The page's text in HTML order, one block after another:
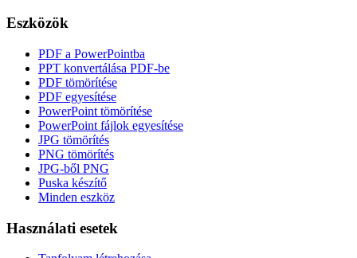
Eszközök
PDF a PowerPointba
PPT konvertálása PDF-be
PDF tömörítése
PDF egyesítése
PowerPoint tömörítése
PowerPoint fájlok egyesítése
JPG tömörítés
PNG tömörítés
JPG-ből PNG
Puska készítő
Minden eszköz
Használati esetek